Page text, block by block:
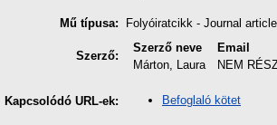
Mű típusa: Folyóiratcikk - Journal article
Szerző:
Szerző neve Email
Márton, Laura
NEM
Kapcsolódó URL-ek: Befoglaló kötet